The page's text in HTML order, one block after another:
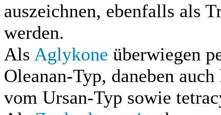
auszeichnen, ebenfalls als
werden.
Als Aglykone überwiegen
Oleanan-Typ, daneben
vom Ursan-Typ sowie